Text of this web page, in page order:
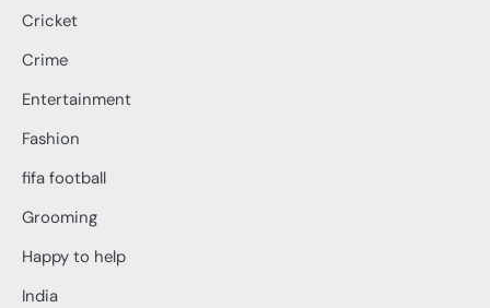
Cricket
Crime
Entertainment
Fashion
fifa football
Grooming
Happy to help
India